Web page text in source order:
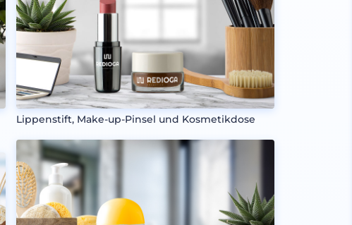
Lippenstift, Make-up-Pinsel und Kosmetikdose